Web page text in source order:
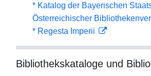
* Katalog der Bayerischen
Österreichischer
* Regesta Imperii
Bibliothekskataloge und